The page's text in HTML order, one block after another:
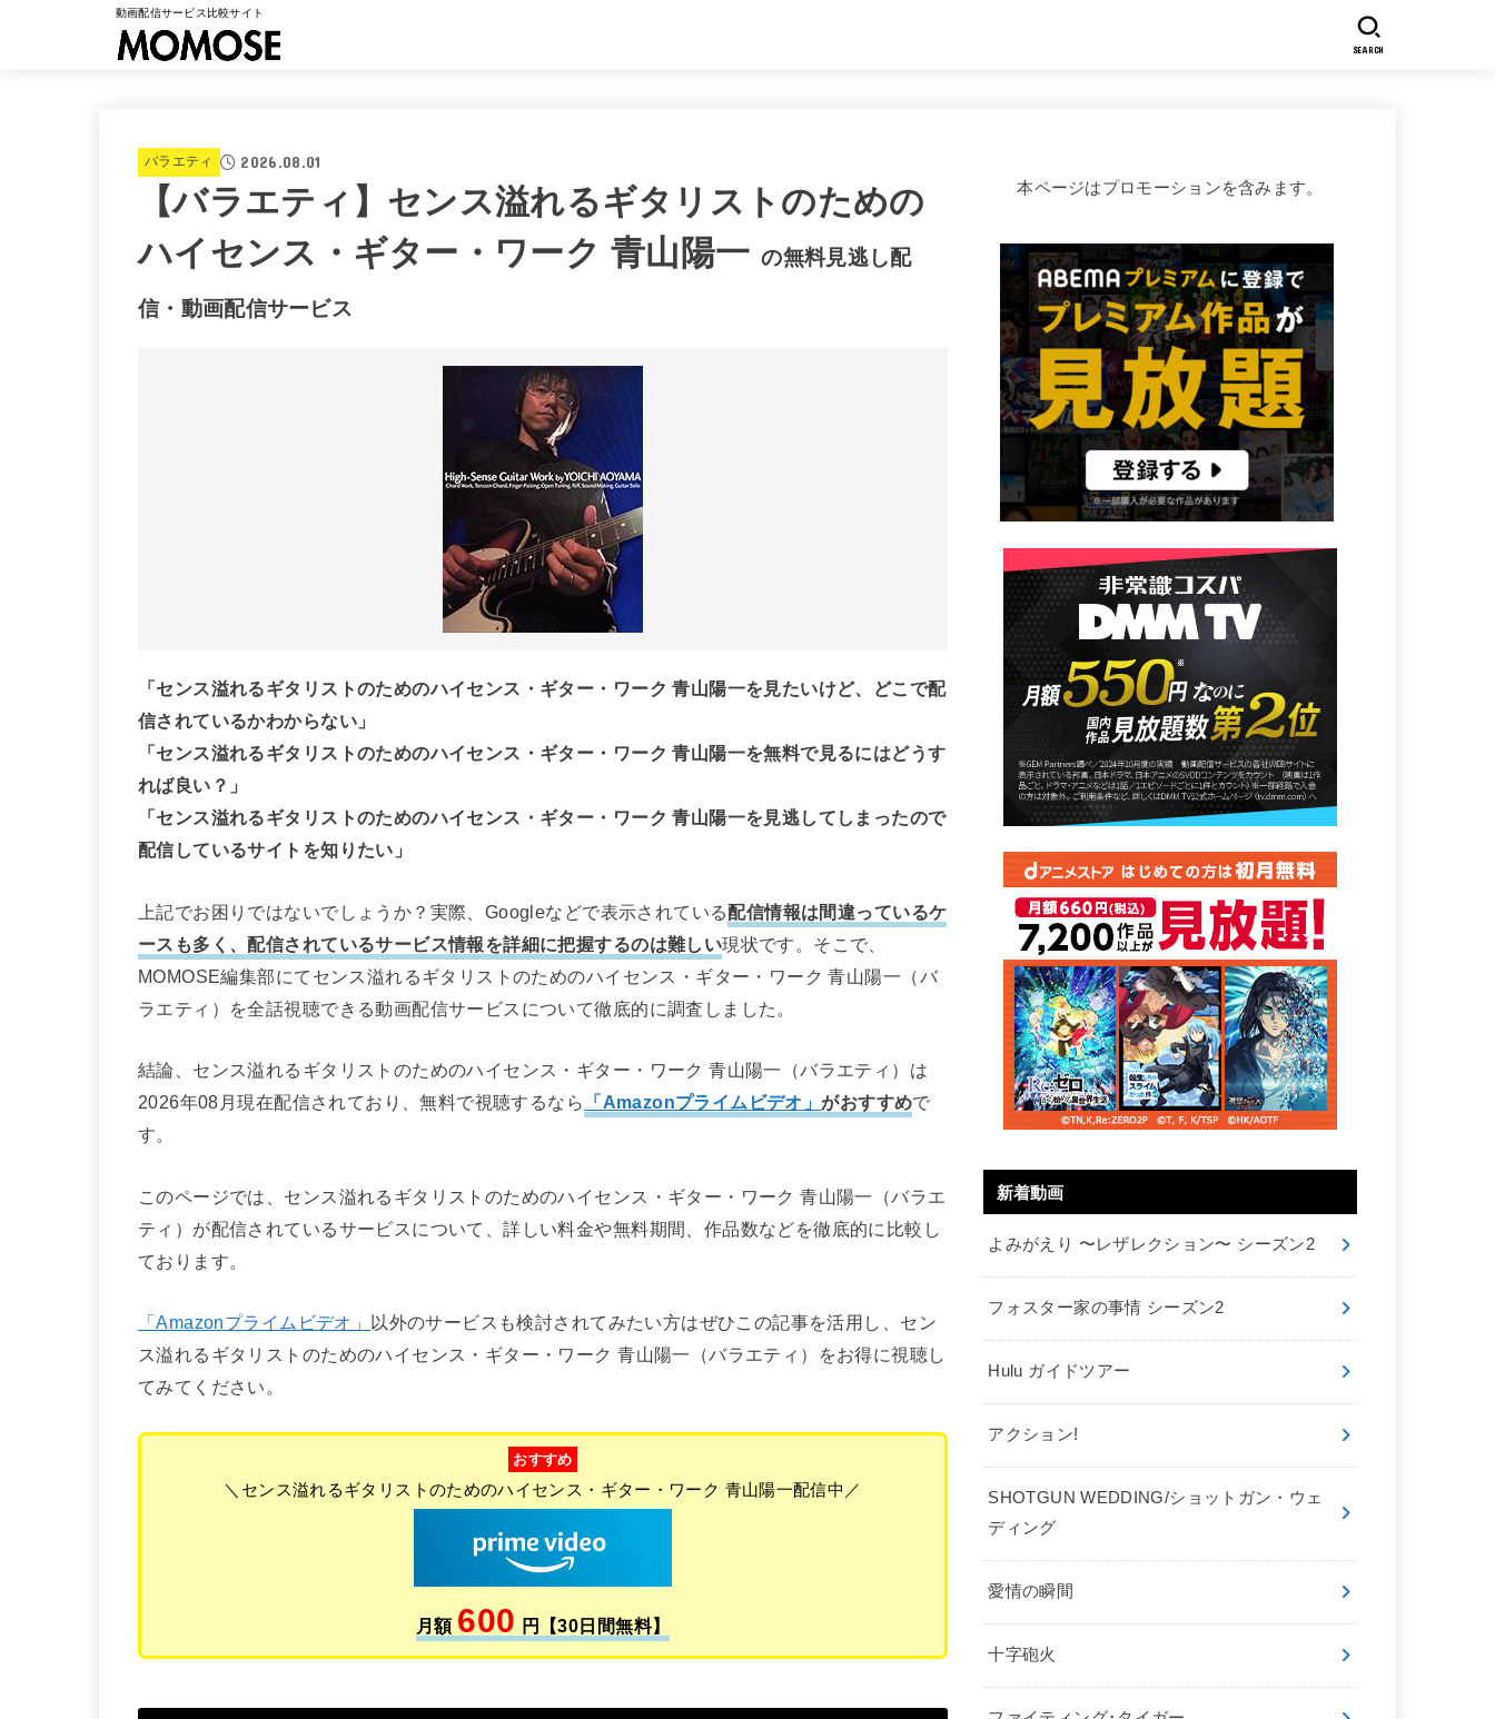
動画配信サービス比較サイト
SEARCH
バラエティ 2026.08.01
【バラエティ】センス溢れるギタリストのための
ハイセンス・ギター・ワーク 青山陽一 の無料見逃し配
信・動画配信サービス
「センス溢れるギタリストのためのハイセンス・ギター・ワーク 青山陽一を見たいけど、どこで配
信されているかわからない」
「センス溢れるギタリストのためのハイセンス・ギター・ワーク 青山陽一を無料で見るにはどうす
れば良い？」
「センス溢れるギタリストのためのハイセンス・ギター・ワーク 青山陽一を見逃してしまったので
配信しているサイトを知りたい」
上記でお困りではないでしょうか？実際、Googleなどで表示されている配信情報は間違っているケ
ースも多く、配信されているサービス情報を詳細に把握するのは難しい現状です。そこで、
MOMOSE編集部にてセンス溢れるギタリストのためのハイセンス・ギター・ワーク 青山陽一（バ
ラエティ）を全話視聴できる動画配信サービスについて徹底的に調査しました。
結論、センス溢れるギタリストのためのハイセンス・ギター・ワーク 青山陽一（バラエティ）は
2026年08月現在配信されており、無料で視聴するなら
「Amazonプライムビデオ」がおすすめで
す。
このページでは、センス溢れるギタリストのためのハイセンス・ギター・ワーク 青山陽一（バラエ
ティ）が配信されているサービスについて、詳しい料金や無料期間、作品数などを徹底的に比較し
ております。
「Amazonプライムビデオ」 以外のサービスも検討されてみたい方はぜひこの記事を活用し、セン
ス溢れるギタリストのためのハイセンス・ギター・ワーク 青山陽一（バラエティ）をお得に視聴し
てみてください。
おすすめ
＼センス溢れるギタリストのためのハイセンス・ギター・ワーク 青山陽一配信中／
月額 600 円【30日間無料】
本ページはプロモーションを含みます。
新着動画
よみがえり 〜レザレクション〜 シーズン2
フォスター家の事情 シーズン2
Hulu ガイドツアー
アクション!
SHOTGUN WEDDING/ショットガン・ウェ
ディング
愛情の瞬間
十字砲火